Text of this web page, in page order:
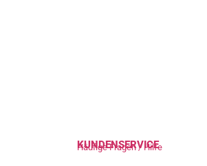
KUNDENSERVICE
Häufige Fragen / Hilfe